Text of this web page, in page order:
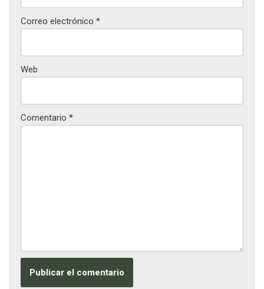
Correo electrónico *
Web
Comentario *